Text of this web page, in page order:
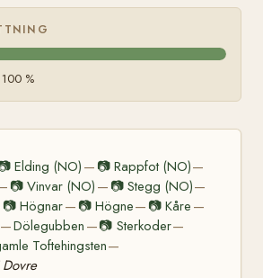
%
Elding (NO) — 📷 Rappfot (NO)—
📷Vinvar (NO) — 📷 Stegg (NO)—
📷Högnar— 📷 Högne— 📷 Kåre —
—Dölegubben —📷 Sterkoder—
Toftehingsten—